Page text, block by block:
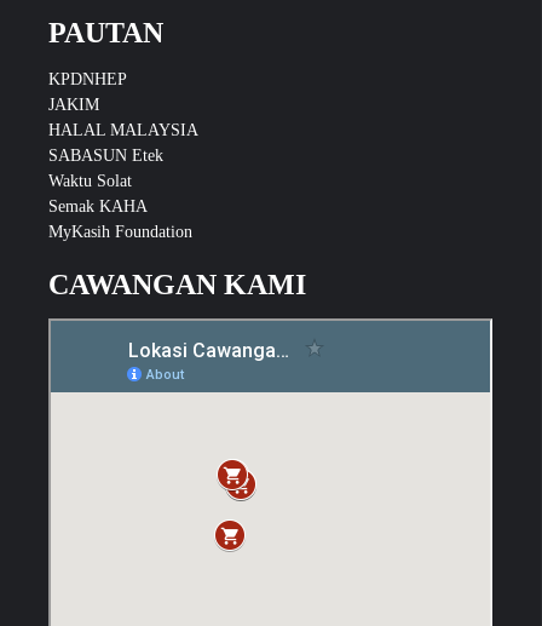
PAUTAN
KPDNHEP
JAKIM
HALAL MALAYSIA
SABASUN Etek
Waktu Solat
Semak KAHA
MyKasih Foundation
CAWANGAN KAMI